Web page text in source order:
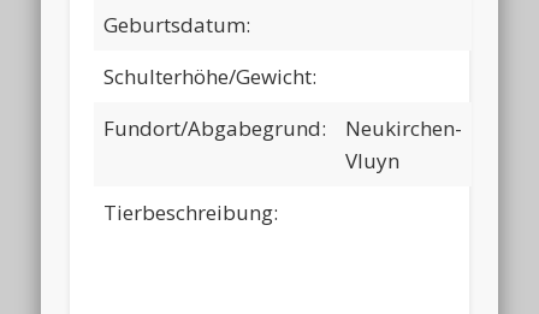
Geburtsdatum:
Schulterhöhe/Gewicht:
Fundort/Abgabegrund:
Neukirchen-
Vluyn
Tierbeschreibung: